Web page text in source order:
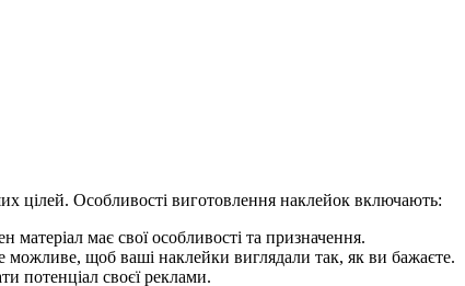
цілей. Особливості виготовлення наклейок включають:
матеріал має свої особливості та призначення.
щоб ваші наклейки виглядали так, як ви бажаєте.
потенціал своєї реклами.